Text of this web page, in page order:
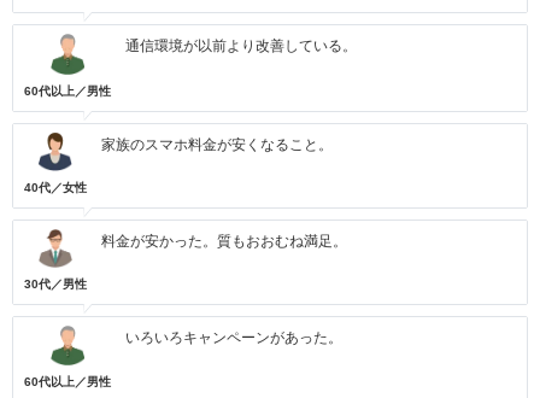
60代以上／男性
通信環境が以前より改善している。
40代／女性
家族のスマホ料金が安くなること。
30代／男性
料金が安かった。質もおおむね満足。
60代以上／男性
いろいろキャンペーンがあった。